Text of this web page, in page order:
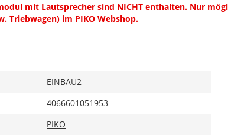
mit Lautsprecher sind NICHT enthalten. Nur
Triebwagen) im PIKO Webshop.
EINBAU2
4066601051953
PIKO